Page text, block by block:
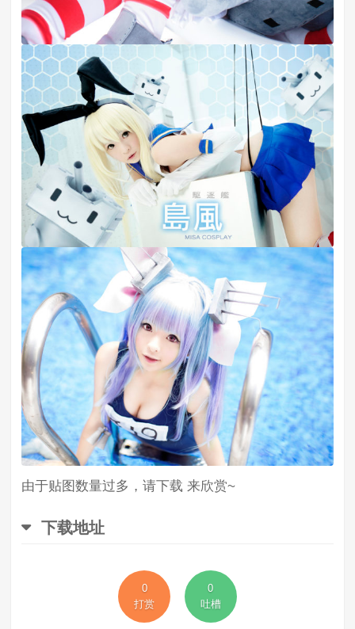
由于贴图数量过多，请下载 来欣赏~
下载地址
0
打赏
0
吐槽